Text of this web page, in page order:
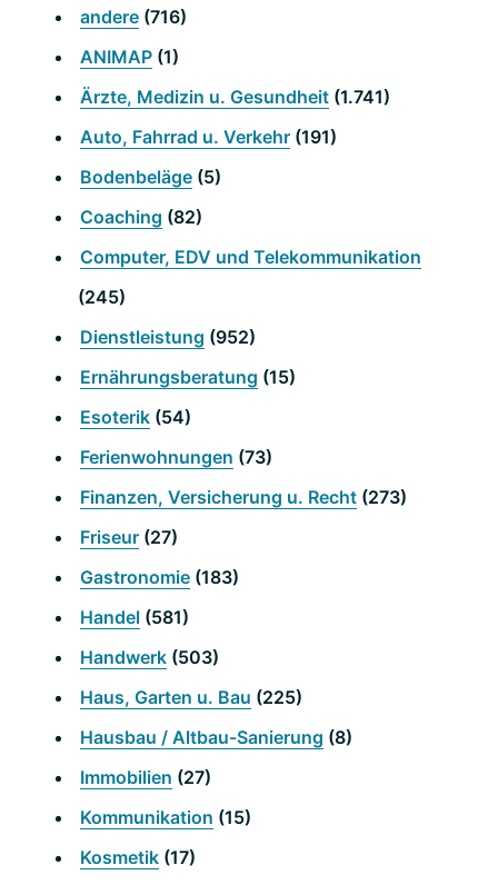
andere (716)
ANIMAP (1)
Ärzte, Medizin u. Gesundheit (1.741)
Auto, Fahrrad u. Verkehr (191)
Bodenbeläge (5)
Coaching (82)
Computer, EDV und Telekommunikation
(245)
Dienstleistung (952)
Ernährungsberatung (15)
Esoterik (54)
Ferienwohnungen (73)
Finanzen, Versicherung u. Recht (273)
Friseur (27)
Gastronomie (183)
Handel (581)
Handwerk (503)
Haus, Garten u. Bau (225)
Hausbau / Altbau-Sanierung (8)
Immobilien (27)
Kommunikation (15)
Kosmetik (17)